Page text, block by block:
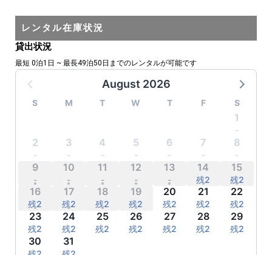
レンタル在庫状況
貸出状況
最短 0泊1日 ~ 最長49泊50日までのレンタルが可能です
August 2026
S M T W T F S
1
-
2
-
3
-
4
-
5
-
6
-
7
-
8
-
9
-
10
-
11
-
12
-
13
-
14
残2
15
残2
16
残2
17
残2
18
残2
19
残2
20
残2
21
残2
22
残2
23
残2
24
残2
25
残2
26
残2
27
残2
28
残2
29
残2
30 31